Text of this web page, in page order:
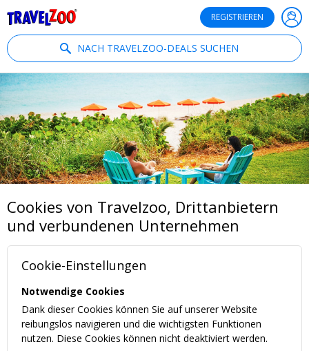
REGISTRIEREN
NACH TRAVELZOO-DEALS SUCHEN
Cookies von Travelzoo, Drittanbietern
und verbundenen Unternehmen
Cookie-Einstellungen
Notwendige Cookies
Dank dieser Cookies können Sie auf unserer Website
reibungslos navigieren und die wichtigsten Funktionen
nutzen. Diese Cookies können nicht deaktiviert werden.